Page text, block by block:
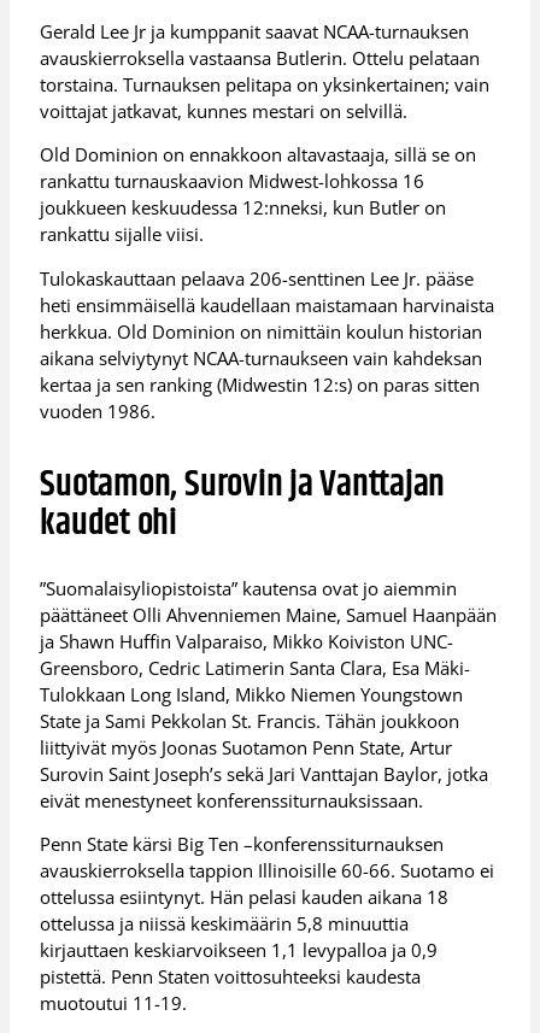
Gerald Lee Jr ja kumppanit saavat NCAA-turnauksen
avauskierroksella vastaansa Butlerin. Ottelu pelataan
torstaina. Turnauksen pelitapa on yksinkertainen; vain
voittajat jatkavat, kunnes mestari on selvillä.
Old Dominion on ennakkoon altavastaaja, sillä se on
rankattu turnauskaavion Midwest-lohkossa 16
joukkueen keskuudessa 12:nneksi, kun Butler on
rankattu sijalle viisi.
Tulokaskauttaan pelaava 206-senttinen Lee Jr. pääse
heti ensimmäisellä kaudellaan maistamaan harvinaista
herkkua. Old Dominion on nimittäin koulun historian
aikana selviytynyt NCAA-turnaukseen vain kahdeksan
kertaa ja sen ranking (Midwestin 12:s) on paras sitten
vuoden 1986.
Suotamon, Surovin ja Vanttajan
kaudet ohi
”Suomalaisyliopistoista” kautensa ovat jo aiemmin
päättäneet Olli Ahvenniemen Maine, Samuel Haanpään
ja Shawn Huffin Valparaiso, Mikko Koiviston UNC-
Greensboro, Cedric Latimerin Santa Clara, Esa Mäki-
Tulokkaan Long Island, Mikko Niemen Youngstown
State ja Sami Pekkolan St. Francis. Tähän joukkoon
liittyivät myös Joonas Suotamon Penn State, Artur
Surovin Saint Joseph’s sekä Jari Vanttajan Baylor, jotka
eivät menestyneet konferenssiturnauksissaan.
Penn State kärsi Big Ten –konferenssiturnauksen
avauskierroksella tappion Illinoisille 60-66. Suotamo ei
ottelussa esiintynyt. Hän pelasi kauden aikana 18
ottelussa ja niissä keskimäärin 5,8 minuuttia
kirjauttaen keskiarvoikseen 1,1 levypalloa ja 0,9
pistettä. Penn Staten voittosuhteeksi kaudesta
muotoutui 11-19.